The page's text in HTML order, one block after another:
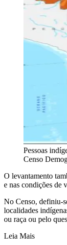
Pessoas
Censo
O levantamento
e nas condições de
No Censo, definiu-
localidades
ou raça ou pelo
Leia Mais